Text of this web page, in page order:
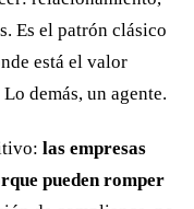
Es el patrón clásico
está el valor
demás, un agente.
las empresas
pueden romper